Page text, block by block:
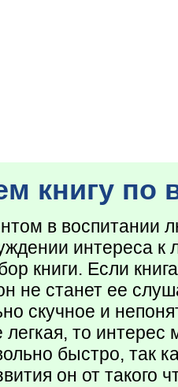
книгу по
в воспитании
интереса к
книги. Если
не станет ее
скучное и
легкая, то
быстро, так
он от такого